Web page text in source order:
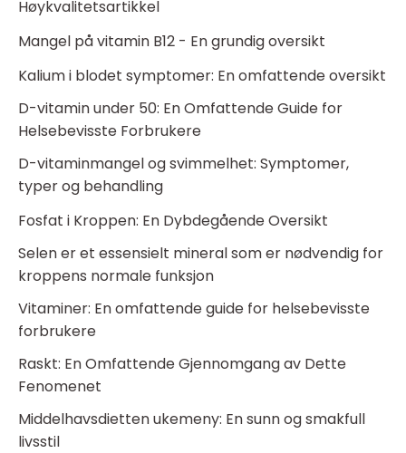
Høykvalitetsartikkel
Mangel på vitamin B12 - En grundig oversikt
Kalium i blodet symptomer: En omfattende oversikt
D-vitamin under 50: En Omfattende Guide for
Helsebevisste Forbrukere
D-vitaminmangel og svimmelhet: Symptomer,
typer og behandling
Fosfat i Kroppen: En Dybdegående Oversikt
Selen er et essensielt mineral som er nødvendig for
kroppens normale funksjon
Vitaminer: En omfattende guide for helsebevisste
forbrukere
Raskt: En Omfattende Gjennomgang av Dette
Fenomenet
Middelhavsdietten ukemeny: En sunn og smakfull
livsstil